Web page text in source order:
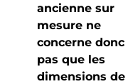
ancienne sur
mesure ne
concerne donc
pas que les
dimensions de